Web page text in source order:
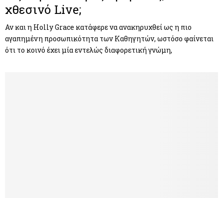
χθεσινό Live;
Αν και η Holly Grace κατάφερε να ανακηρυχθεί ως η πιο
αγαπημένη προσωπικότητα των Καθηγητών, ωστόσο φαίνεται
ότι το κοινό έχει μία εντελώς διαφορετική γνώμη,